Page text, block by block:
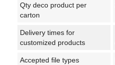
Qty deco product per
carton
Delivery times for
customized products
Accepted file types